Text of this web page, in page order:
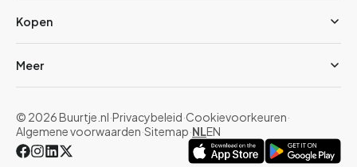
Kopen
Meer
© 2026 Buurtje.nl·Privacybeleid·Cookievoorkeuren·
Algemene voorwaarden·Sitemap·NLEN